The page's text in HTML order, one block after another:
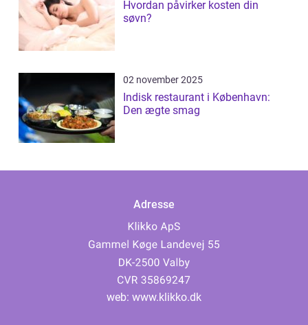
Hvordan påvirker kosten din
søvn?
02 november 2025
Indisk restaurant i København:
Den ægte smag
Adresse
web: www.klikko.dk